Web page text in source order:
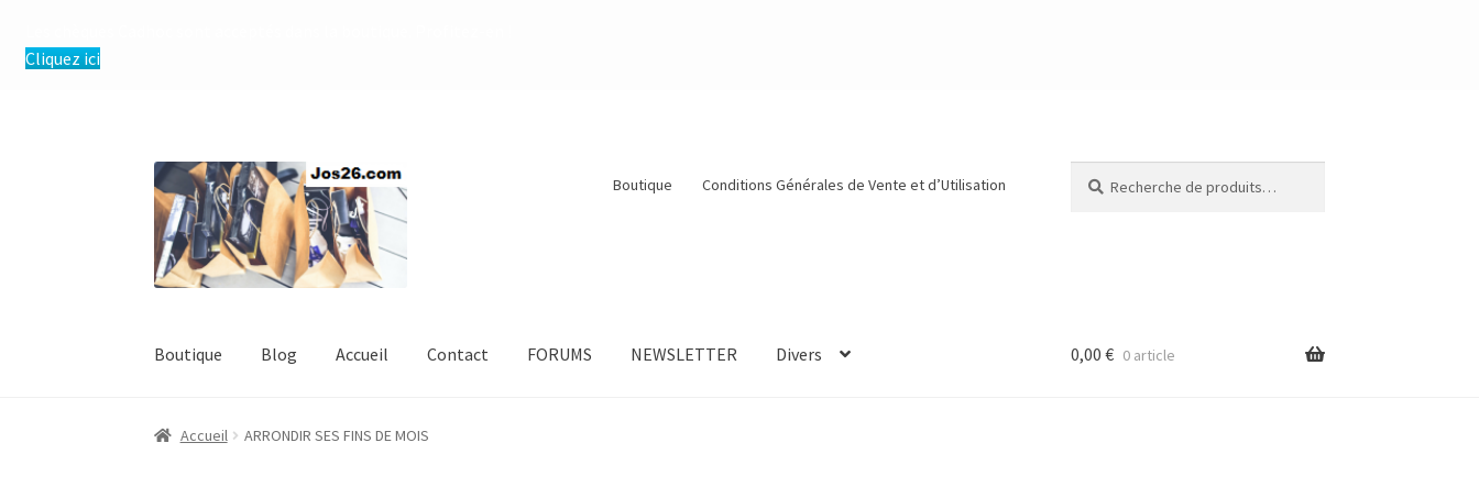
Cliquez ici
Aller
à
la
navigation
Aller
au
contenu
Boutique Conditions Générales de Vente et d’Utilisation
pour :
Boutique Blog Accueil Contact FORUMS NEWSLETTER Divers 0,00 € 0 article
Accueil ARRONDIR SES FINS DE MOIS